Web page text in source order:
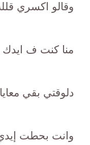
وقالو اكسري
منا كنت ف ايدك
دلوقتي بقي
وانت بحطت